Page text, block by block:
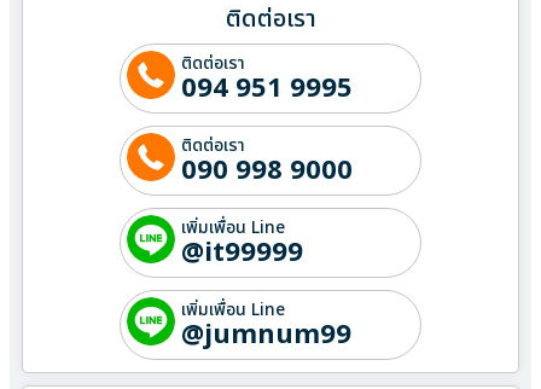
ติดต่อเรา
ติดต่อเรา
094 951 9995
ติดต่อเรา
090 998 9000
เพิ่มเพื่อน Line
@it99999
เพิ่มเพื่อน Line
@jumnum99